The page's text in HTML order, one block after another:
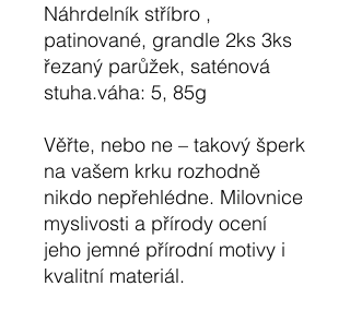
Náhrdelník stříbro ,
patinované, grandle 2ks 3ks
řezaný parůžek, saténová
stuha.váha: 5, 85g
Věřte, nebo ne – takový šperk
na vašem krku rozhodně
nikdo nepřehlédne. Milovnice
myslivosti a přírody ocení
jeho jemné přírodní motivy i
kvalitní materiál.